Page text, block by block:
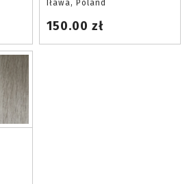
Iława, Poland
150.00 zł